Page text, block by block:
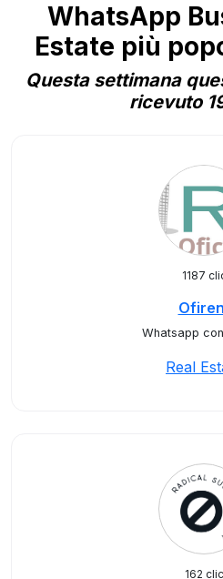
WhatsApp
Estate più
Questa settimana
ricevuto
1187
Whatsapp
Real
162 clic